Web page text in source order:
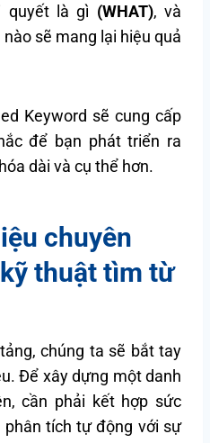
quyết là gì (WHAT), và
sẽ mang lại hiệu quả
Keyword sẽ cung cấp
để bạn phát triển ra
dài và cụ thể hơn.
chuyên
thuật tìm từ
chúng ta sẽ bắt tay
Để xây dựng một danh
cần phải kết hợp sức
phân tích tự động với sự